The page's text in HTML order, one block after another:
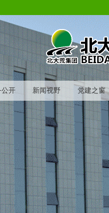
公开 新闻视野 党建之窗